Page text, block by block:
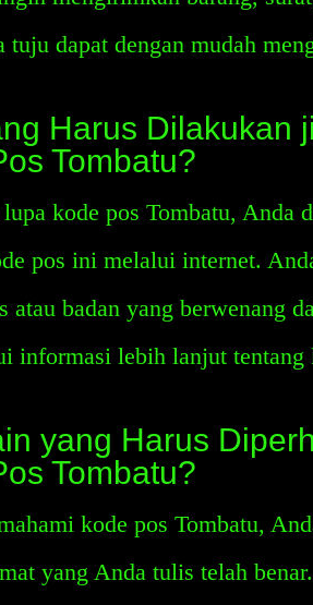
tuju dapat dengan mudah
Harus Dilakukan
Tombatu?
kode pos Tombatu, Anda
pos ini melalui internet.
atau badan yang berwenang
informasi lebih lanjut tentang
yang Harus
Tombatu?
kode pos Tombatu,
yang Anda tulis telah